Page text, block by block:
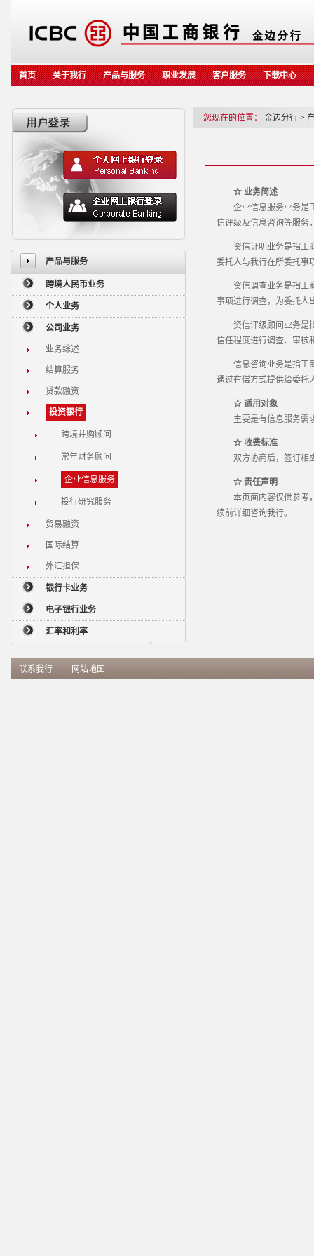
首页 关于我行 产品与服务 职业发展 客户服务 下载中心
产品与服务
跨境人民币业务
个人业务
公司业务
业务综述
结算服务
贷款融资
投资银行
跨境并购顾问
常年财务顾问
企业信息服务
投行研究服务
贸易融资
国际结算
外汇担保
银行卡业务
电子银行业务
汇率和利率
您现在的位置： 金边分行 >
☆ 业务简述
企业信息服务业务是工
信评级及信息咨询等服务
资信证明业务是指工商
委托人与我行在所委托事
资信调查业务是指工商
事项进行调查，为委托人
资信评级顾问业务是指
信任程度进行调查、审核
信息咨询业务是指工商
通过有偿方式提供给委托
☆ 适用对象
主要是有信息服务需
☆ 收费标准
双方协商后，签订相应
☆ 责任声明
本页面内容仅供参考，
续前详细咨询我行。
联系我行 网站地图